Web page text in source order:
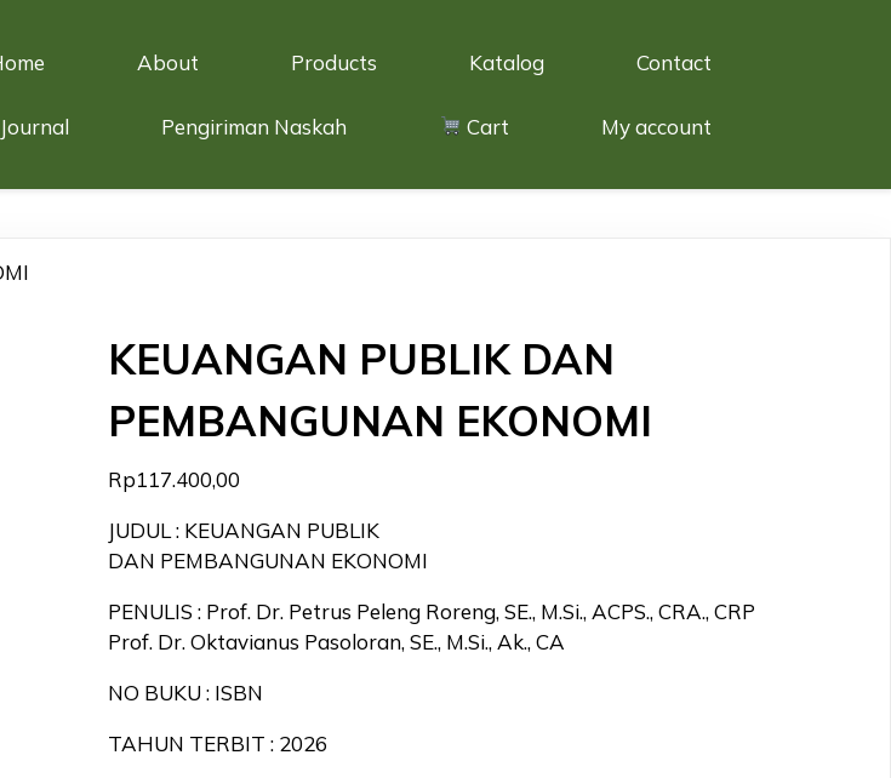
About Products Katalog Contact
Journal Pengiriman Naskah Cart My account
KEUANGAN PUBLIK DAN
PEMBANGUNAN EKONOMI
Rp117.400,00
JUDUL : KEUANGAN PUBLIK
DAN PEMBANGUNAN EKONOMI
PENULIS : Prof. Dr. Petrus Peleng Roreng, SE., M.Si., ACPS., CRA., CRP
Prof. Dr. Oktavianus Pasoloran, SE., M.Si., Ak., CA
NO BUKU : ISBN
TAHUN TERBIT : 2026